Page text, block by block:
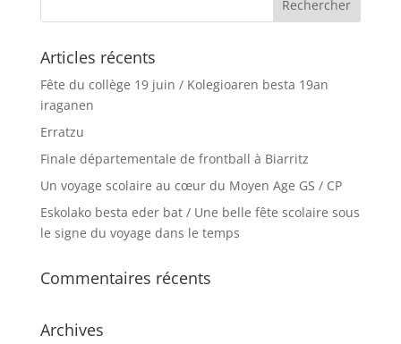
Articles récents
Fête du collège 19 juin / Kolegioaren besta 19an
iraganen
Erratzu
Finale départementale de frontball à Biarritz
Un voyage scolaire au cœur du Moyen Age GS / CP
Eskolako besta eder bat / Une belle fête scolaire sous
le signe du voyage dans le temps
Commentaires récents
Archives